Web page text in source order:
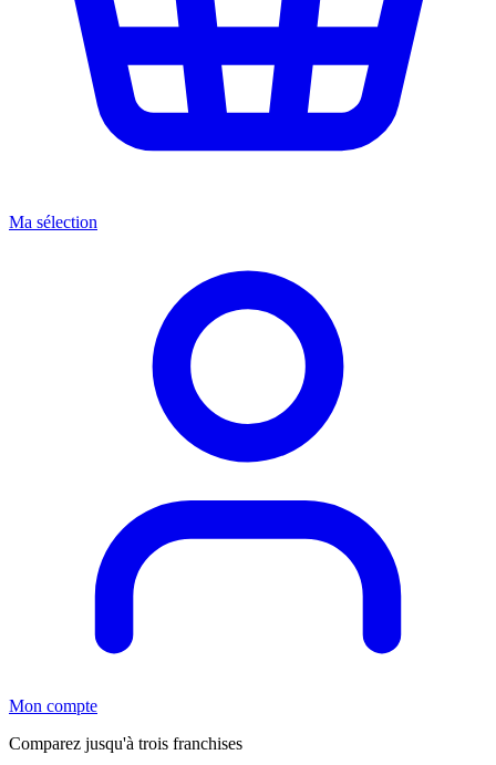
Ma sélection
Mon compte
Comparez jusqu'à trois franchises